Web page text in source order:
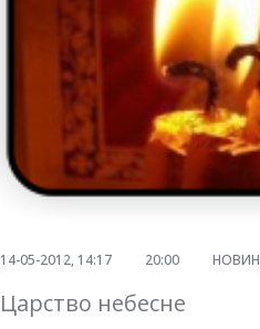
14-05-2012, 14:17 20:00
Царство небесне